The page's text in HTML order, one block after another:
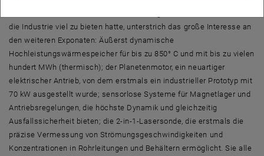
die Industrie viel zu bieten hatte, unterstrich das große Interesse an
den weiteren Exponaten: Äußerst dynamische
Hochleistungswärmespeicher für bis zu 850° C und mit bis zu vielen
hundert MWh (thermisch); der Planetenmotor, ein neuartiger
elektrischer Antrieb, von dem erstmals ein industrieller Prototyp mit
70 kW ausgestellt wurde; sensorlose Systeme für Magnetlager und
Antriebsregelungen, die höchste Dynamik und gleichzeitig
Ausfallssicherheit bieten; die 2-in-1-Lasersonde, die erstmals die
präzise Vermessung von Strömungsgeschwindigkeiten und
Konzentrationen in Rohrleitungen und Behältern ermöglicht. Sie alle